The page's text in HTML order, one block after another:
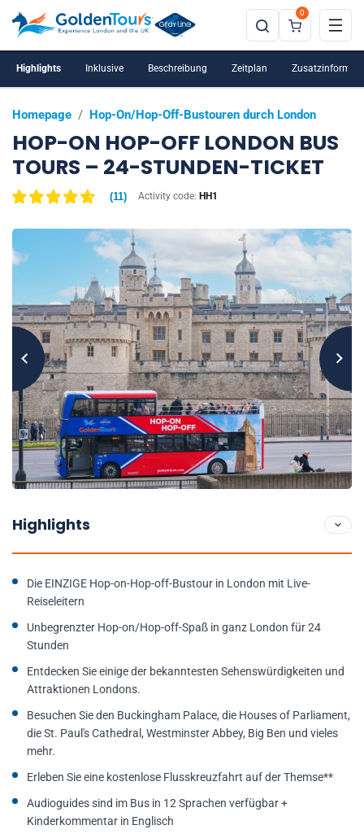
0
Homepage / Hop-On/Hop-Off-Bustouren durch London
HOP-ON HOP-OFF LONDON BUS
TOURS – 24-STUNDEN-TICKET
(11) Activity code: HH1
Highlights Inklusive Beschreibung Zeitplan
Highlights
Die EINZIGE Hop-on-Hop-off-Bustour in London mit Live-
Reiseleitern
Unbegrenzter Hop-on/Hop-off-Spaß in ganz London für 24
Stunden
Entdecken Sie einige der bekanntesten Sehenswürdigkeiten und
Attraktionen Londons.
Besuchen Sie den Buckingham Palace, die Houses of Parliament,
die St. Paul's Cathedral, Westminster Abbey, Big Ben und vieles
mehr.
Erleben Sie eine kostenlose Flusskreuzfahrt auf der Themse**
Audioguides sind im Bus in 12 Sprachen verfügbar +
Kinderkommentar in Englisch
Bestpreisgarantie & kostenlose Stornierung
Gruppenrabatte ab 10 Personen